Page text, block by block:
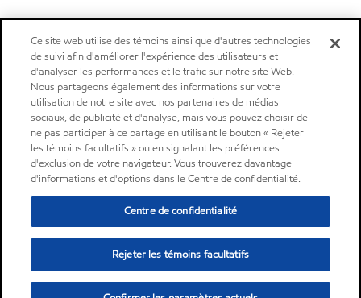
Ce site web utilise des témoins ainsi que d'autres technologies
de suivi afin d'améliorer l'expérience des utilisateurs et
d'analyser les performances et le trafic sur notre site Web.
Nous partageons également des informations sur votre
utilisation de notre site avec nos partenaires de médias
sociaux, de publicité et d'analyse, mais vous pouvez choisir de
ne pas participer à ce partage en utilisant le bouton « Rejeter
les témoins facultatifs » ou en signalant les préférences
d'exclusion de votre navigateur. Vous trouverez davantage
d'informations et d'options dans le Centre de confidentialité.
Centre de confidentialité
Rejeter les témoins facultatifs